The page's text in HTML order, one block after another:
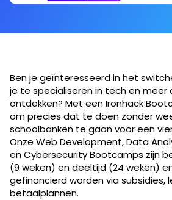
Ben je geïnteresseerd in het
je te specialiseren in tech en meer
ontdekken? Met een Ironhack
om precies dat te doen zonder
schoolbanken te gaan voor een
Onze Web Development, Data
en Cybersecurity Bootcamps zijn
(9 weken) en deeltijd (24 weken)
gefinancierd worden via subsidies,
betaalplannen.